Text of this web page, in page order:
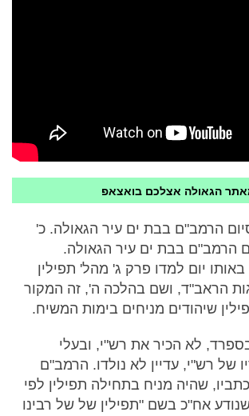
הגאולה אצלכם בואצאפ
הרמב"ם בבת ים עיר הגאולה. כ'
הרמב"ם בבת ים עיר הגאולה.
יום למדו פרק ג' מהל' תפילין
הראב"ד, ושם בהלכה ה', זה המקור
שיהודים מניחים בימות המשיח.
לא הכיר את רש"י, ובעלי
של רש"י, עדיין לא נולדו. הרמב"ם
שהיה מניח בתחילה תפילין לפי
אח"כ בשם "תפילין של של רבינו